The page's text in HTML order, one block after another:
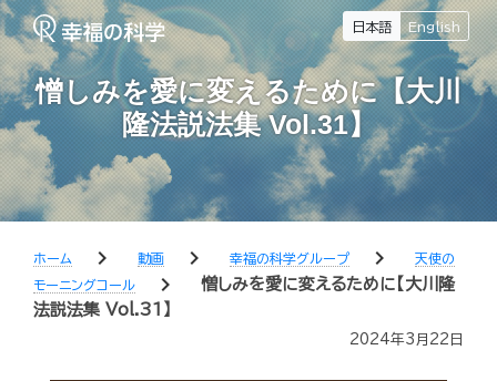
日本語 English
憎しみを愛に変えるために【大川
隆法説法集 Vol.31】
ホーム chevron_right 動画 chevron_right 幸福の科学グループ chevron_right
天使の
モーニングコール
chevron_right
憎しみを愛に変えるために【大川隆
法説法集 Vol.31】
2024年3月22日